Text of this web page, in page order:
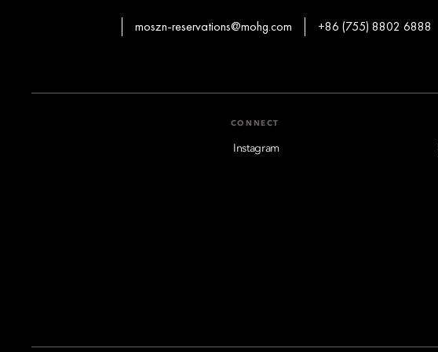
+86 (755) 8802 6888
moszn-reservations@mohg.com
CONNECT
Instagram